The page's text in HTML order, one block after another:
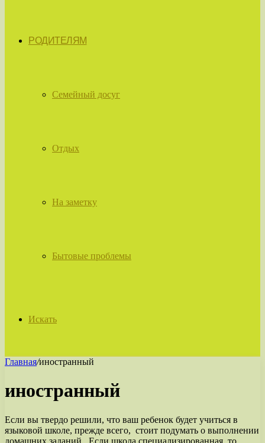
РОДИТЕЛЯМ
Семейный досуг
Отдых
На заметку
Бытовые проблемы
Искать
Главная/иностранный
иностранный
Если вы твердо решили, что ваш ребенок будет учиться в
языковой школе, прежде всего, стоит подумать о выполнении
домашних заданий. Если школа специализированная, то